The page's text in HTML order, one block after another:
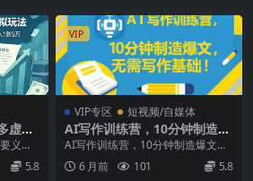
虚拟
源，
到 5
义是
项
5.8
VIP
VIP专区 短视频/自媒体
AI写作训练营，10分钟制造爆
文，无需写作基础
AI写作训练营，10分钟制造爆文，
无需写作基础 无需写作基础，不用
绞尽脑汁打磨文...
6 月前 101 5.8